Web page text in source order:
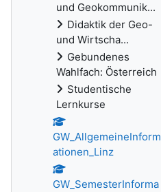
und Geokommunik...
Didaktik der Geo-
und Wirtscha...
Gebundenes
Wahlfach: Österreich
Studentische
Lernkurse
GW_AllgemeineInform
ationen_Linz
GW_SemesterInforma